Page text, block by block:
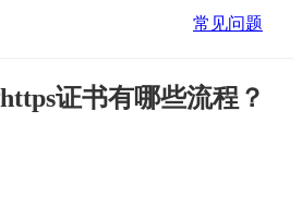
常见问题
证书有哪些流程？